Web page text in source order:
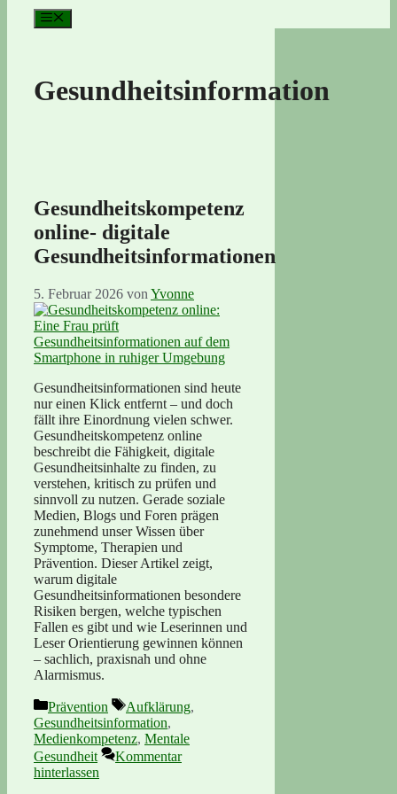
Gesundheitsinformation
Gesundheitskompetenz
online- digitale
Gesundheitsinformationen
5. Februar 2026 von Yvonne
Gesundheitsinformationen sind heute
nur einen Klick entfernt – und doch
fällt ihre Einordnung vielen schwer.
Gesundheitskompetenz online
beschreibt die Fähigkeit, digitale
Gesundheitsinhalte zu finden, zu
verstehen, kritisch zu prüfen und
sinnvoll zu nutzen. Gerade soziale
Medien, Blogs und Foren prägen
zunehmend unser Wissen über
Symptome, Therapien und
Prävention. Dieser Artikel zeigt,
warum digitale
Gesundheitsinformationen besondere
Risiken bergen, welche typischen
Fallen es gibt und wie Leserinnen und
Leser Orientierung gewinnen können
– sachlich, praxisnah und ohne
Alarmismus.
Kategorien
Prävention Schlagwörter
Aufklärung,
Gesundheitsinformation,
Medienkompetenz, Mentale
Gesundheit
Kommentar
hinterlassen